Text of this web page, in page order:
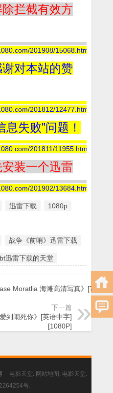
除拦截有效方
201908/15068.html
谢对本站的赞
201812/12477.html
息失败”问题！
201811/11955.html
安装一个迅雷
201902/13684.html
迅雷下载 1080p
战争《前哨》迅雷下载
迅雷下载的天堂
Moratlia 海滩高清写真》[720P]
下一篇
到闹死你》[英语中字]
[1080P]
电影天堂. 网站地图. 电影天堂.
号.